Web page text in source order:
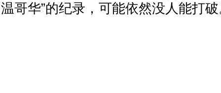
温哥华”的纪录，可能依然没人能打